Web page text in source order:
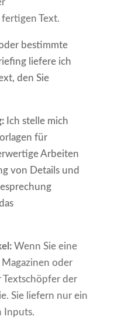
Text.
bestimmte
liefere ich
den Sie
Ich stelle mich
für
Arbeiten
von Details und
Wenn Sie eine
oder
Textschöpfer der
Sie liefern nur ein
Inputs.